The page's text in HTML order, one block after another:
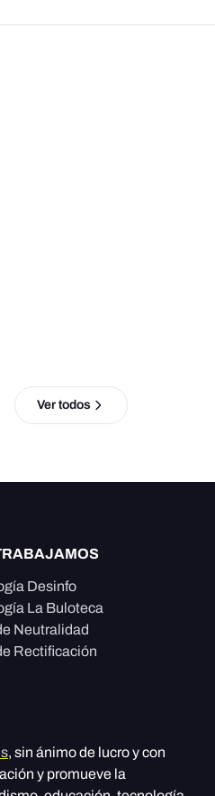
Ver todos
Desinfo
La Buloteca
Neutralidad
Rectificación
, sin ánimo de lucro y con
y promueve la